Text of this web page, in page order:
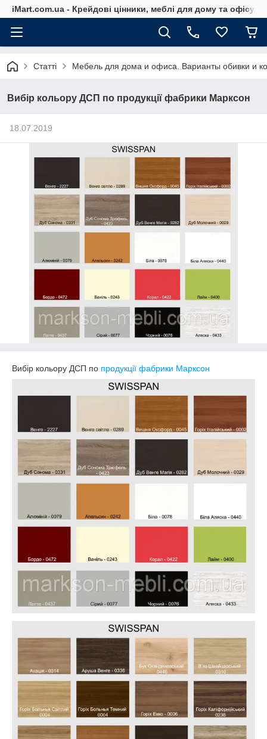
iMart.com.ua - Крейдові цінники, меблі для дому та офісу,
Статті Мебель для дома и офиса. Варианты обивки и
Вибір кольору ДСП по продукції фабрики Марксон
18.07.2019
Вибір кольору ДСП по продукції фабрики Марксон